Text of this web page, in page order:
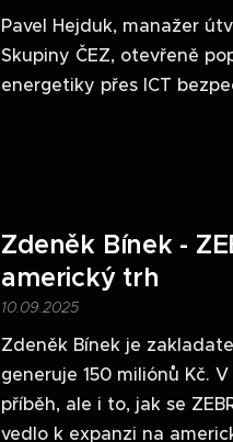
Pavel Hejduk, manažer
Skupiny ČEZ, otevřeně
energetiky přes ICT
Zdeněk Bínek -
americký trh
10.09.2025
Zdeněk Bínek je
generuje 150 miliónů Kč.
příběh, ale i to, jak se
vedlo k expanzi na